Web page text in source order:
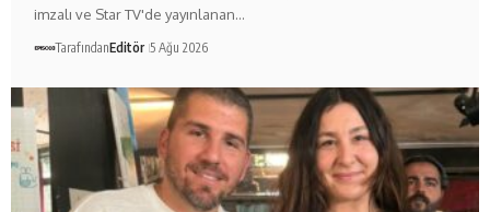
imzalı ve Star TV'de yayınlanan…
TarafındanEditör 5 Ağu 2026